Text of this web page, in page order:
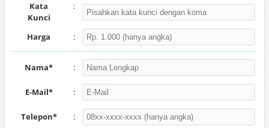
Kata
Kunci
:
Harga :
Nama* :
E-Mail* :
Telepon* :